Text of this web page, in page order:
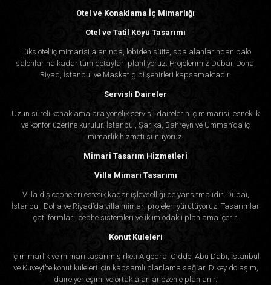
Otel ve Konaklama İç Mimarlığı
Otel ve Tatil Köyü Tasarımı
Lüks otel iç mimarisi alanında, lobiden süite, spa alanlarından balo
salonlarına kadar tüm detayları planlıyoruz. Projelerimiz Dubai, Doha,
Riyad, İstanbul ve Maskat gibi şehirleri kapsamaktadır.
Servisli Daireler
Uzun süreli konaklamalara yönelik servisli dairelerin iç mimarisi, esneklik
ve konfor üzerine kurulur. İstanbul, Şarika, Bahreyn ve Umman’da iç
mimarlık hizmeti sunuyoruz.
Mimari Tasarım Hizmetleri
Villa Mimari Tasarımı
Villa dış cepheleri estetik kadar işlevselliği de yansıtmalıdır. Dubai,
İstanbul, Doha ve Riyad’da villa mimari projeleri yürütüyoruz. Tasarımlar
çatı formları, cephe sistemleri ve iklim odaklı planlama içerir.
Konut Kuleleri
İç mimarlık ve mimari tasarım şirketi Algedra, Cidde, Abu Dabi, İstanbul
ve Kuveyt’te konut kuleleri için kapsamlı planlama sağlar. Dikey dolaşım,
daire yerleşimi ve ortak alanlar özenle planlanır.